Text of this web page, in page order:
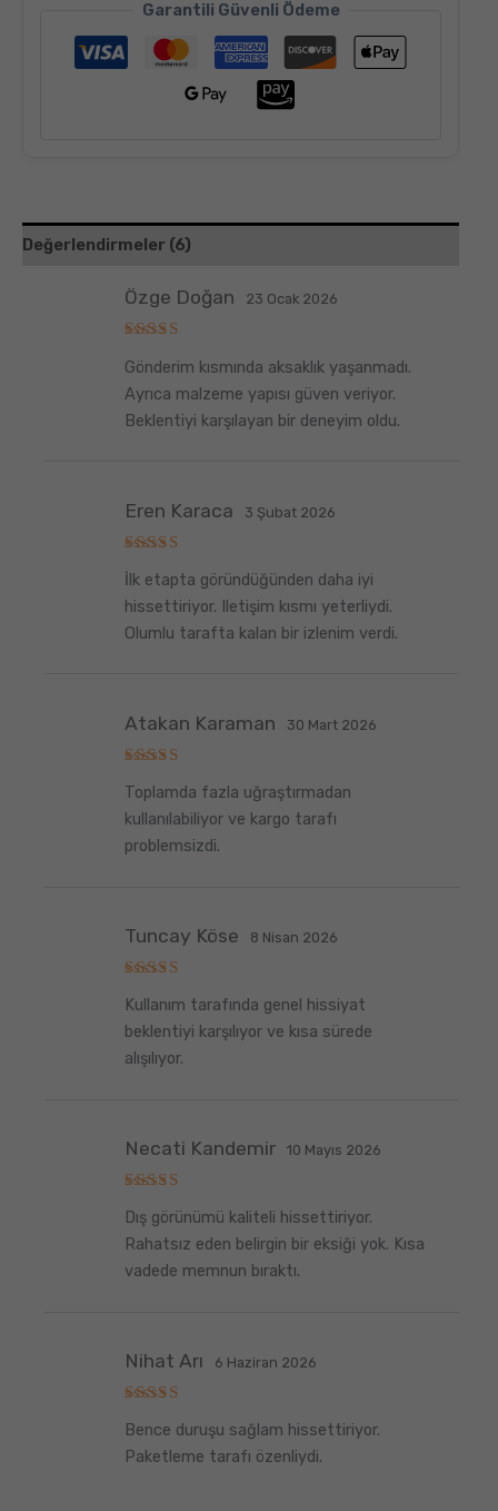
Garantili Güvenli Ödeme
Değerlendirmeler (6)
üzerinden
5
oy aldı
Özge Doğan 23 Ocak 2026
Gönderim kısmında aksaklık yaşanmadı.
Ayrıca malzeme yapısı güven veriyor.
Beklentiyi karşılayan bir deneyim oldu.
üzerinden
5oy aldı
Eren Karaca 3 Şubat 2026
İlk etapta göründüğünden daha iyi
hissettiriyor. Iletişim kısmı yeterliydi.
Olumlu tarafta kalan bir izlenim verdi.
üzerinden
5
oy aldı
Atakan Karaman 30 Mart 2026
Toplamda fazla uğraştırmadan
kullanılabiliyor ve kargo tarafı
problemsizdi.
üzerinden
5
oy aldı
Tuncay Köse 8 Nisan 2026
Kullanım tarafında genel hissiyat
beklentiyi karşılıyor ve kısa sürede
alışılıyor.
üzerinden
5 oy aldı
Necati Kandemir 10 Mayıs 2026
Dış görünümü kaliteli hissettiriyor.
Rahatsız eden belirgin bir eksiği yok. Kısa
vadede memnun bıraktı.
üzerinden
5 oy aldı
Nihat Arı 6 Haziran 2026
Bence duruşu sağlam hissettiriyor.
Paketleme tarafı özenliydi.